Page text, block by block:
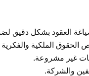
العقود بشكل دقيق
الحقوق الملكية
غير مشروعة.
والشركة.